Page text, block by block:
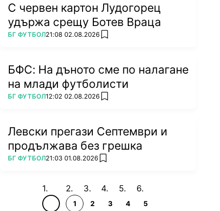
С червен картон Лудогорец
удържа срещу Ботев Враца
ПОВЕЧЕ ОТ
БГ ФУТБОЛ21:08 02.08.2026 add favorites
БФС: На дъното сме по налагане
на млади футболисти
ПОВЕЧЕ ОТ
БГ ФУТБОЛ12:02 02.08.2026 add favorites
Левски прегази Септември и
продължава без грешка
ПОВЕЧЕ ОТ
БГ ФУТБОЛ21:03 01.08.2026 add favorites
1 2 3 4 5